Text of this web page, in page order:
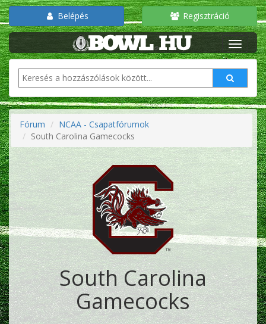
Belépés Regisztráció
Fórum
NCAA - Csapatfórumok
South Carolina Gamecocks
South Carolina
Gamecocks